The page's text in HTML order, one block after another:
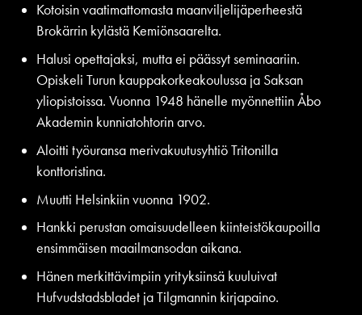
Kotoisin vaatimattomasta maanviljelijäperheestä
Brokärrin kylästä Kemiönsaarelta.
Halusi opettajaksi, mutta ei päässyt seminaariin.
Opiskeli Turun kauppakorkeakoulussa ja Saksan
yliopistoissa. Vuonna 1948 hänelle myönnettiin Åbo
Akademin kunniatohtorin arvo.
Aloitti työuransa merivakuutusyhtiö Tritonilla
konttoristina.
Muutti Helsinkiin vuonna 1902.
Hankki perustan omaisuudelleen kiinteistökaupoilla
ensimmäisen maailmansodan aikana.
Hänen merkittävimpiin yrityksiinsä kuuluivat
Hufvudstadsbladet ja Tilgmannin kirjapaino.